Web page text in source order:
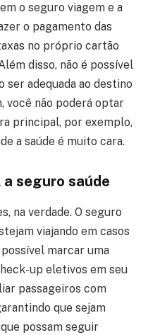
o seguro viagem e a
o pagamento das
no próprio cartão
disso, não é possível
ser adequada ao destino
você não poderá optar
principal, por exemplo,
a saúde é muito cara.
seguro saúde
na verdade. O seguro
viajando em casos
possível marcar uma
up eletivos em seu
passageiros com
que sejam
possam seguir